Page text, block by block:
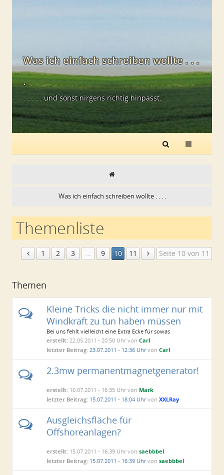
Was ich einfach schreiben wollte . . .
.
. . . . . und sonst nirgens richtig hinpasst.
Was ich einfach schreiben wollte . . . .
Themenliste
1 2 3 … 9 10 11 Seite 10 von 11
Themen
Kleine Tricks die nicht immer nur mit
Windkraft zu tun haben müssen
Bei uns fehlt vielleicht eine Extra Ecke für sowas
erstellt: 22.05.2011 - 20:50 Uhr vonCarl
letzter Beitrag: 23.07.2011 - 12:36 UhrvonCarl
2.3mw permanentmagnetgenerator!
erstellt: 10.07.2011 - 16:35 Uhr von Mark
letzter Beitrag: 15.07.2011 - 18:04 UhrvonXXLRay
Ausgleichsfläche für
Offshoreanlagen?
erstellt: 15.07.2011 - 16:39 Uhr vonsaebbbel
letzter Beitrag: 15.07.2011 - 16:39 Uhrvonsaebbbel